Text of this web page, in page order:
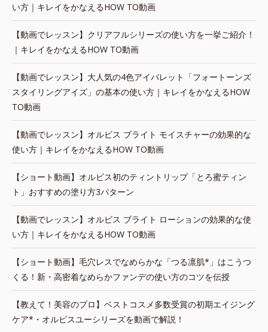
い方｜キレイをかなえるHOW TO動画
【動画でレッスン】クリアフルシリーズの使い方を一挙ご紹介！
｜キレイをかなえるHOW TO動画
【動画でレッスン】大人気の4色アイパレット「フォートーンズ
スタイリングアイズ」の基本の使い方｜キレイをかなえるHOW
TO動画
【動画でレッスン】オルビス ブライト モイスチャーの効果的な
使い方｜キレイをかなえるHOW TO動画
【ショート動画】オルビス初のティントリップ「とろ蜜ティン
ト」おすすめの塗り方3パターン
【動画でレッスン】オルビス ブライト ローションの効果的な使
い方｜キレイをかなえるHOW TO動画
【ショート動画】毛穴レスでなめらかな「つる凛肌*」はこうつ
くる！新・高密着なめらかファンデの使い方のコツを伝授
【教えて！美容のプロ】ベストコスメ多数受賞の初期エイジング
ケア*・オルビスユーシリーズを動画で解説！